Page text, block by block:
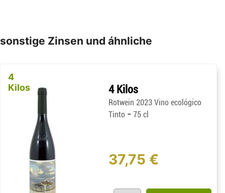
sonstige Zinsen und áhnliche
4
Kilos
4 Kilos
Rotwein 2023 Vino ecológico
Tinto -75 cl
37,75 €